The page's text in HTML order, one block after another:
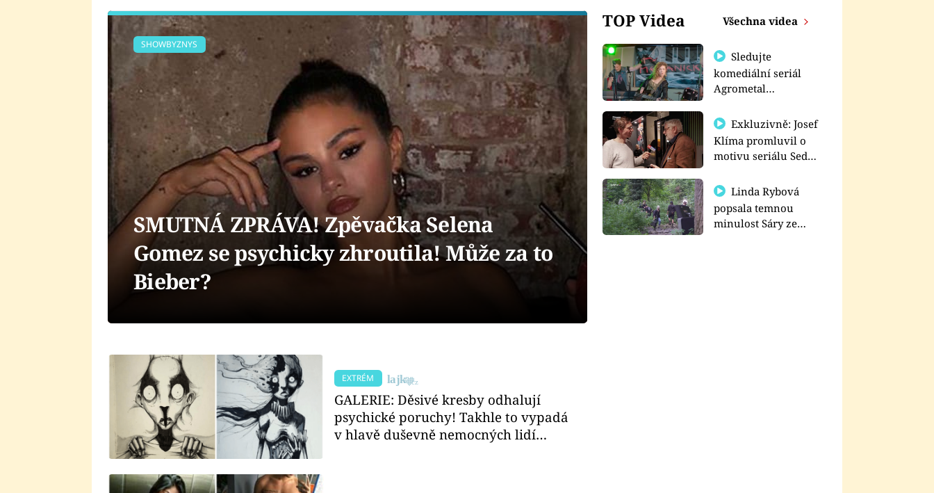
TOP Videa Všechna videa
Sledujte
komediální seriál
Agrometal
prima+
Exkluzivně: Josef
Klíma promluvil o
motivu seriálu Sedm
Linda Rybová
popsala temnou
minulost Sáry ze
SHOWBYZNYS
SMUTNÁ ZPRÁVA! Zpěvačka Selena
Gomez se psychicky zhroutila! Může za to
Bieber?
EXTRÉM
GALERIE: Děsivé kresby odhalují
psychické poruchy! Takhle to vypadá
v hlavě duševně nemocných lidí…